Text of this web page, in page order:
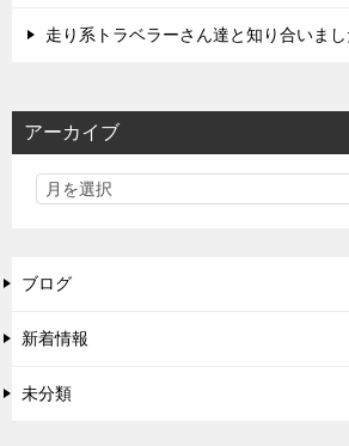
走り系トラベラーさん達と知り合いまし
アーカイブ
ブログ
新着情報
未分類